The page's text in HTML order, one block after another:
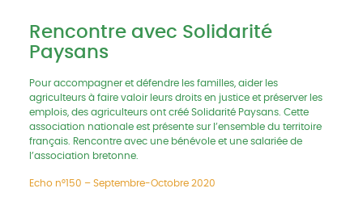
Rencontre avec Solidarité
Paysans
Pour accompagner et défendre les familles, aider les
agriculteurs à faire valoir leurs droits en justice et préserver les
emplois, des agriculteurs ont créé Solidarité Paysans. Cette
association nationale est présente sur l’ensemble du territoire
français. Rencontre avec une bénévole et une salariée de
l’association bretonne.
Echo n°150 – Septembre-Octobre 2020